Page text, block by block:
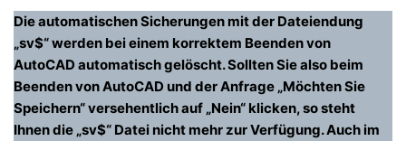
Die automatischen Sicherungen mit der Dateiendung
„sv$“ werden bei einem korrektem Beenden von
AutoCAD automatisch gelöscht. Sollten Sie also beim
Beenden von AutoCAD und der Anfrage „Möchten Sie
Speichern“ versehentlich auf „Nein“ klicken, so steht
Ihnen die „sv$“ Datei nicht mehr zur Verfügung. Auch im